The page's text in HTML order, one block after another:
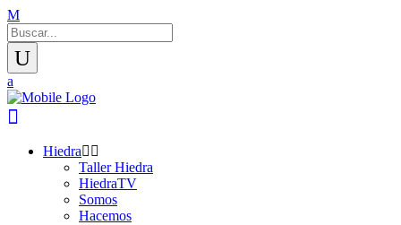
Hiedra
Taller Hiedra
HiedraTV
Somos
Hacemos